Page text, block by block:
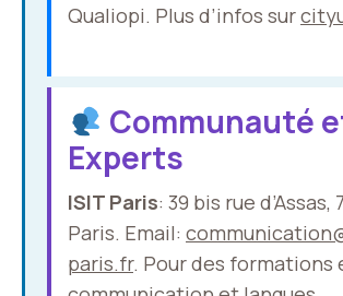
Qualiopi. Plus d’infos sur
Communauté
Experts
ISIT Paris: 39 bis rue d’Assas,
Paris. Email:
paris.fr. Pour des formations